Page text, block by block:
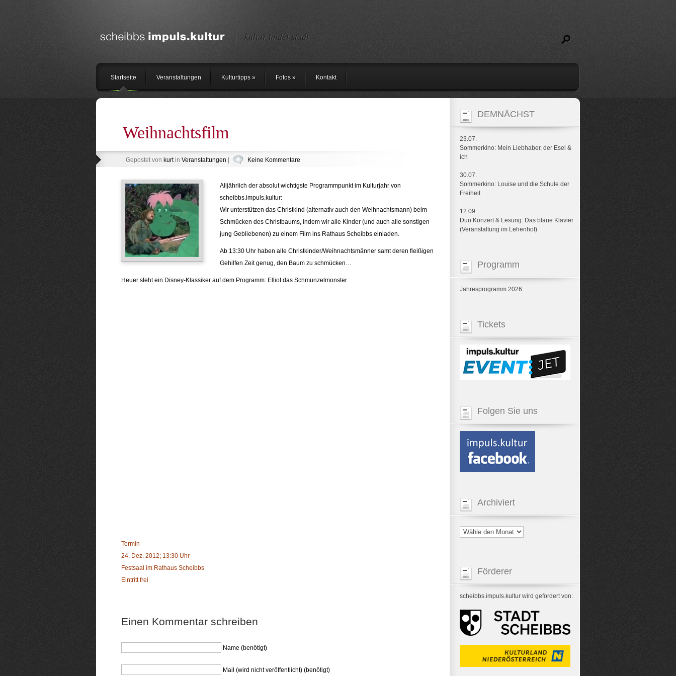
kultur findet stadt
Startseite Veranstaltungen Kulturtipps» Fotos» Kontakt
Weihnachtsfilm
Gepostet von kurtin Veranstaltungen Keine Kommentare
Alljährlich der absolut wichtigste Programmpunkt im Kulturjahr von
scheibbs.impuls.kultur:
Wir unterstützen das Christkind (alternativ auch den Weihnachtsmann) beim
Schmücken des Christbaums, indem wir alle Kinder (und auch alle sonstigen
jung Gebliebenen) zu einem Film ins Rathaus Scheibbs einladen.
Ab 13:30 Uhr haben alle Christkinder/Weihnachtsmänner samt deren fleißigen
Gehilfen Zeit genug, den Baum zu schmücken…
Heuer steht ein Disney-Klassiker auf dem Programm: Elliot das Schmunzelmonster
Termin
24. Dez. 2012; 13:30 Uhr
Festsaal im Rathaus Scheibbs
Eintritt frei
Einen Kommentar schreiben
Name (benötigt)
Mail (wird nicht veröffentlicht) (benötigt)
DEMNÄCHST
23.07.
Sommerkino: Mein Liebhaber, der Esel &
ich
30.07.
Sommerkino: Louise und die Schule der
Freiheit
12.09.
Duo Konzert & Lesung: Das blaue Klavier
(Veranstaltung im Lehenhof)
Programm
Jahresprogramm 2026
Tickets
Folgen Sie uns
Archiviert
Förderer
scheibbs.impuls.kultur wird gefördert von: